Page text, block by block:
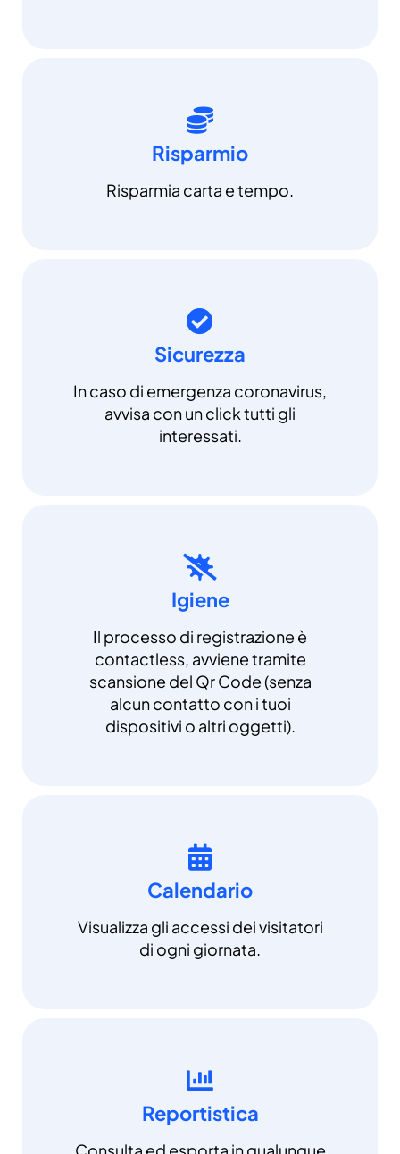
Risparmio
Risparmia carta e tempo.
Sicurezza
In caso di emergenza coronavirus,
avvisa con un click tutti gli
interessati.
Igiene
Il processo di registrazione è
contactless, avviene tramite
scansione del Qr Code (senza
alcun contatto con i tuoi
dispositivi o altri oggetti).
Calendario
Visualizza gli accessi dei visitatori
di ogni giornata.
Reportistica
Consulta ed esporta in qualunque